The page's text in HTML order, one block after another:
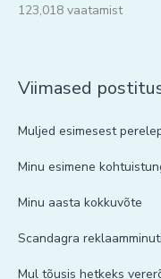
123,018 vaatamist
Viimased
Muljed esimesest
Minu esimene
Minu aasta kokkuvõte
Scandagra
Mul tõusis hetkeks